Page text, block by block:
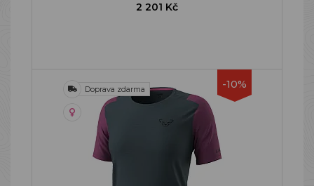
2 201 Kč
-10%
Doprava zdarma